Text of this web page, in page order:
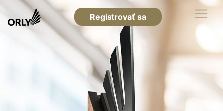
Registrovať sa